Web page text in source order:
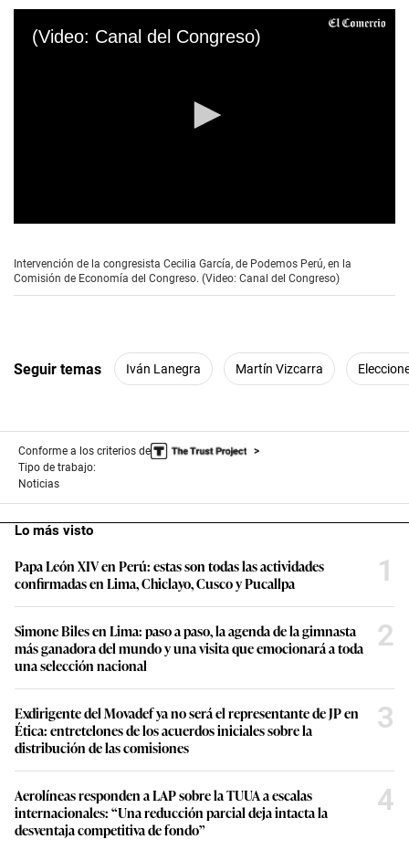
(Video: Canal del Congreso)
e
c
f
3
u
e
s
0
Intervención de la congresista Cecilia García, de Podemos Perú, en la
Comisión de Economía del Congreso. (Video: Canal del Congreso)
Seguir temas Iván Lanegra Martín Vizcarra
Conforme a los criterios de
Tipo de trabajo:
Noticias
Lo más visto
Papa León XIV en Perú: estas son todas las actividades
confirmadas en Lima, Chiclayo, Cusco y Pucallpa
1
Simone Biles en Lima: paso a paso, la agenda de la gimnasta
más ganadora del mundo y una visita que emocionará a toda
una selección nacional
2
Exdirigente del Movadef ya no será el representante de JP en
Ética: entretelones de los acuerdos iniciales sobre la
distribución de las comisiones
3
Aerolíneas responden a LAP sobre la TUUA a escalas
internacionales: “Una reducción parcial deja intacta la
desventaja competitiva de fondo”
4